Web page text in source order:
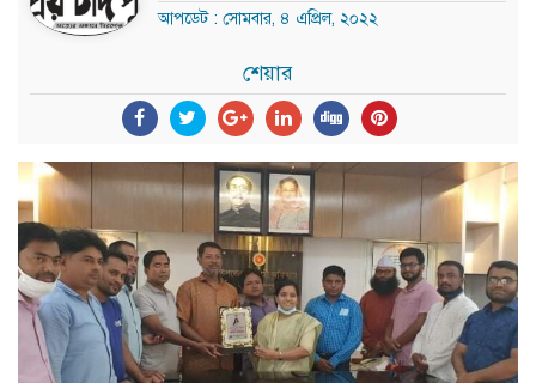
আপডেট : সোমবার, ৪ এপ্রিল, ২০২২
শেয়ার